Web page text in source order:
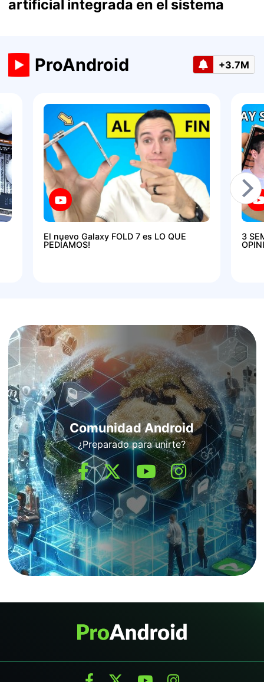
artificial integrada en el sistema
ProAndroid +3.7M
El nuevo Galaxy FOLD 7 es LO QUE
PEDÍAMOS!
3
Comunidad Android
¿Preparado para unirte?